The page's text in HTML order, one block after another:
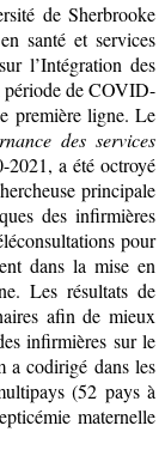
de Sherbrooke
santé et services
l’Intégration des
période de COVID-
première ligne. Le
des services
2021, a été octroyé
principale
des infirmières
pour
dans la mise en
Les résultats de
afin de mieux
infirmières sur le
a codirigé dans les
(52 pays à
maternelle